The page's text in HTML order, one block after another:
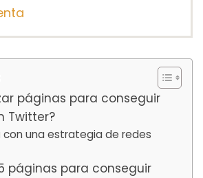
páginas para conseguir
Twitter?
una estrategia de redes
páginas para conseguir